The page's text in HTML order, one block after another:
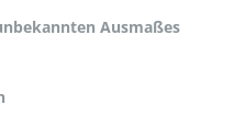
Ausmaßes